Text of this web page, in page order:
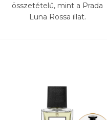
összetételű, mint a Prada
Luna Rossa illat.